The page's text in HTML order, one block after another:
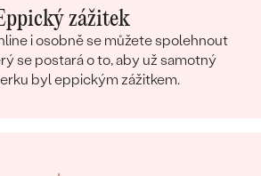
zážitek
i osobně se můžete spolehnout
se postará o to, aby už samotný
byl eppickým zážitkem.